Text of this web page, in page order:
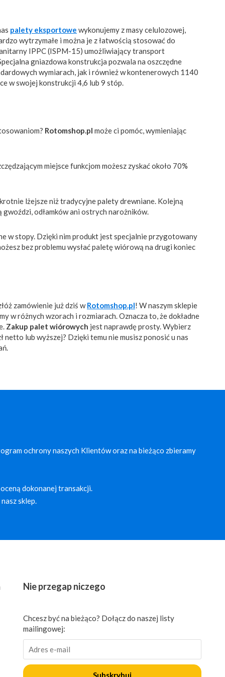
palety eksportowe wykonujemy z masy celulozowej,
wytrzymałe i można je z łatwością stosować do
IPPC (ISPM-15) umożliwiający transport
gniazdowa konstrukcja pozwala na oszczędne
wymiarach, jak i również w kontenerowych 1140
w swojej konstrukcji 4,6 lub 9 stóp.
Rotomshop.pl może ci pomóc, wymieniając
miejsce funkcjom możesz zyskać około 70%
lżejsze niż tradycyjne palety drewniane. Kolejną
odłamków ani ostrych narożników.
w stopy. Dzięki nim produkt jest specjalnie przygotowany
bez problemu wysłać paletę wiórową na drugi koniec
zamówienie już dziś wRotomshop.pl! W naszym sklepie
różnych wzorach i rozmiarach. Oznacza to, że dokładne
Zakup palet wiórowych jest naprawdę prosty. Wybierz
lub wyższej? Dzięki temu nie musisz ponosić u nas
ochrony naszych Klientów oraz na bieżąco zbieramy
dokonanej transakcji.
sklep.
Nie przegap niczego
Chcesz być na bieżąco? Dołącz do naszej listy
mailingowej:
Subskrybuj